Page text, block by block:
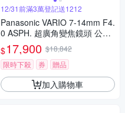
12/31前滿3萬登記送1212
Panasonic VARIO 7-14mm F4.
0 ASPH. 超廣角變焦鏡頭 公司
貨
$17,900 $18,842
限時下殺
券 贈品
加入購物車